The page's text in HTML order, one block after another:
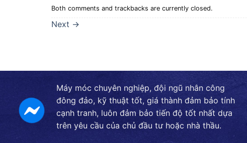
Both comments and trackbacks are currently closed.
Next →
Máy móc chuyên nghiệp, đội ngũ nhân công
đông đảo, kỹ thuật tốt, giá thành đảm bảo tính
cạnh tranh, luôn đảm bảo tiến độ tốt nhất dựa
trên yêu cầu của chủ đầu tư hoặc nhà thầu.